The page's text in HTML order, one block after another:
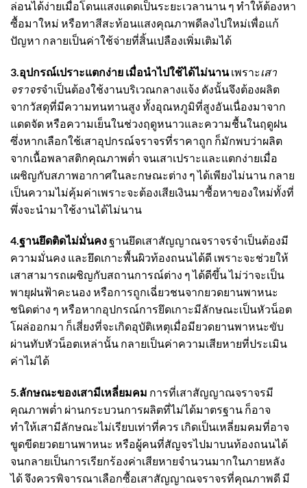
ล่อนได้ง่ายเมื่อโดนแสงแดดเป็นระยะเวลานาน ๆ ทำให้ต้องหา
ซื้อมาใหม่ หรือทาสีสะท้อนแสงคุณภาพดีลงไปใหม่เพื่อแก้
ปัญหา กลายเป็นค่าใช้จ่ายที่สิ้นเปลืองเพิ่มเติมได้
3.อุปกรณ์เปราะแตกง่าย เมื่อนำไปใช้ได้ไม่นานเพราะ เสา
จราจรจำเป็นต้องใช้งานบริเวณกลางแจ้ง ดังนั้นจึงต้องผลิต
จากวัสดุที่มีความทนทานสูง ทั้งอุณหภูมิที่สูงอันเนื่องมาจาก
แดดจัด หรือความเย็นในช่วงฤดูหนาวและความชื้นในฤดูฝน
ซึ่งหากเลือกใช้เสาอุปกรณ์จราจรที่ราคาถูก ก็มักพบว่าผลิต
จากเนื้อพลาสติกคุณภาพต่ำ จนเสาเปราะและแตกง่ายเมื่อ
เผชิญกับสภาพอากาศในละกษณะต่าง ๆ ได้เพียงไม่นาน กลาย
เป็นความไม่คุ้มค่าเพราะจะต้องเสียเงินมาซื้อหาของใหม่ทั้งที่
พึ่งจะนำมาใช้งานได้ไม่นาน
4.ฐานยึดติดไม่มั่นคงฐานยึดเสาสัญญาณจราจรจำเป็นต้องมี
ความมั่นคง และยึดเกาะพื้นผิวท้องถนนได้ดี เพราะจะช่วยให้
เสาสามารถเผชิญกับสถานการณ์ต่าง ๆ ได้ดีขึ้น ไม่ว่าจะเป็น
พายุฝนฟ้าคะนอง หรือการถูกเฉี่ยวชนจากยวดยานพาหนะ
ชนิดต่าง ๆ หรือหากอุปกรณ์การยึดเกาะมีลักษณะเป็นหัวน็อต
โผล่ออกมา ก็เสี่ยงที่จะเกิดอุบัติเหตุเมื่อมียวดยานพาหนะขับ
ผ่านทับหัวน็อตเหล่านั้น กลายเป็นค่าความเสียหายที่ประเมิน
ค่าไม่ได้
5.ลักษณะของเสามีเหลี่ยมคม การที่เสาสัญญาณจราจรมี
คุณภาพต่ำ ผ่านกระบวนการผลิตที่ไม่ได้มาตรฐาน ก็อาจ
ทำให้เสามีลักษณะไม่เรียบเท่าที่ควร เกิดเป็นเหลี่ยมคมที่อาจ
ขูดขีดยวดยานพาหนะ หรือผู้คนที่สัญจรไปมาบนท้องถนนได้
จนกลายเป็นการเรียกร้องค่าเสียหายจำนวนมากในภายหลัง
ได้ จึงควรพิจารณาเลือกซื้อเสาสัญญาณจราจรที่คุณภาพดี มี